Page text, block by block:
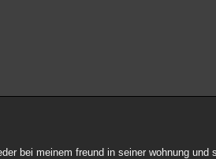
bei meinem freund in seiner wohnung und